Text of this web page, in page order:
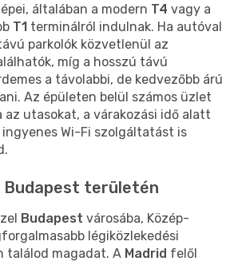
általában a modern T4 vagy a
T1 terminálról indulnak. Ha autóval
parkolók közvetlenül az
míg a hosszú távú
a távolabbi, de kedvezőbb árú
Az épületen belül számos üzlet
az utasokat, a várakozási idő alatt
ingyenes Wi-Fi szolgáltatást is
Budapest területén
Budapest városába, Közép-
légiközlekedési
találod magadat. A Madrid felől